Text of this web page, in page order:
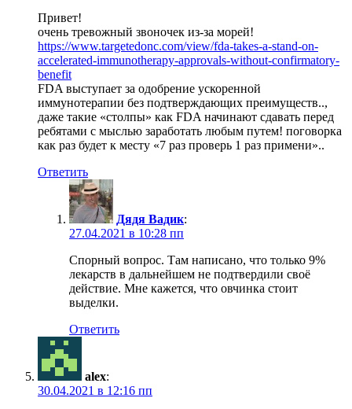
Привет!
очень тревожный звоночек из-за морей!
https://www.targetedonc.com/view/fda-takes-a-stand-on-
accelerated-immunotherapy-approvals-without-confirmatory-
benefit
FDA выступает за одобрение ускоренной
иммунотерапии без подтверждающих преимуществ..,
даже такие «столпы» как FDA начинают сдавать перед
ребятами с мыслью заработать любым путем! поговорка
как раз будет к месту «7 раз проверь 1 раз примени»..
Ответить
Дядя Вадик:
27.04.2021 в 10:28 пп
Спорный вопрос. Там написано, что только 9%
лекарств в дальнейшем не подтвердили своё
действие. Мне кажется, что овчинка стоит
выделки.
Ответить
alex:
30.04.2021 в 12:16 пп